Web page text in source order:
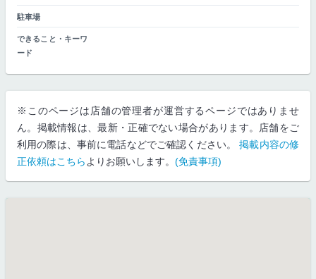
駐車場
できること・キーワ
ード
※このページは店舗の管理者が運営するページではありませ
ん。掲載情報は、最新・正確でない場合があります。店舗をご
利用の際は、事前に電話などでご確認ください。掲載内容の修
正依頼はこちら よりお願いします。 (免責事項)